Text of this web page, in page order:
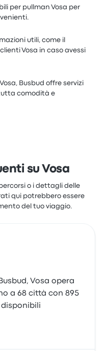
per pullman Vosa per
utili, come il
Vosa in caso avessi
Busbud offre servizi
comodità e
su Vosa
o i dettagli delle
qui potrebbero essere
del tuo viaggio.
Vosa opera
a 68 città con 895